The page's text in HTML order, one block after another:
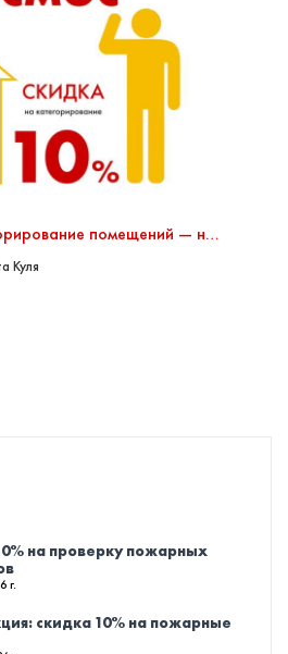
Скидка 10% на категорирование помещений — новая акция
Куля
на проверку пожарных
г.
скидка 10% на пожарные